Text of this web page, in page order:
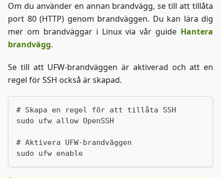
Om du använder en annan brandvägg, se till att tillåta
port 80 (HTTP) genom brandväggen. Du kan lära dig
mer om brandväggar i Linux via vår guide Hantera
brandvägg.
Se till att UFW-brandväggen är aktiverad och att en
regel för SSH också är skapad.
# Skapa en regel för att tillåta SSH
sudo ufw allow OpenSSH
# Aktivera UFW-brandväggen
sudo ufw enable